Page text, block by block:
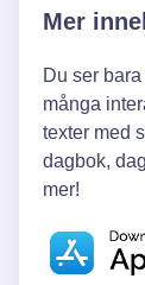
Mer
Du ser
många
texter med
dagbok,
mer!